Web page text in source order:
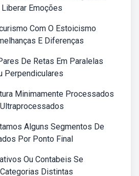
Emoções
Com O Estoicismo
E Diferenças
De Retas Em Paralelas
Perpendiculares
Minimamente Processados
Alguns Segmentos De
Por Ponto Final
Ou Contabeis Se
Distintas